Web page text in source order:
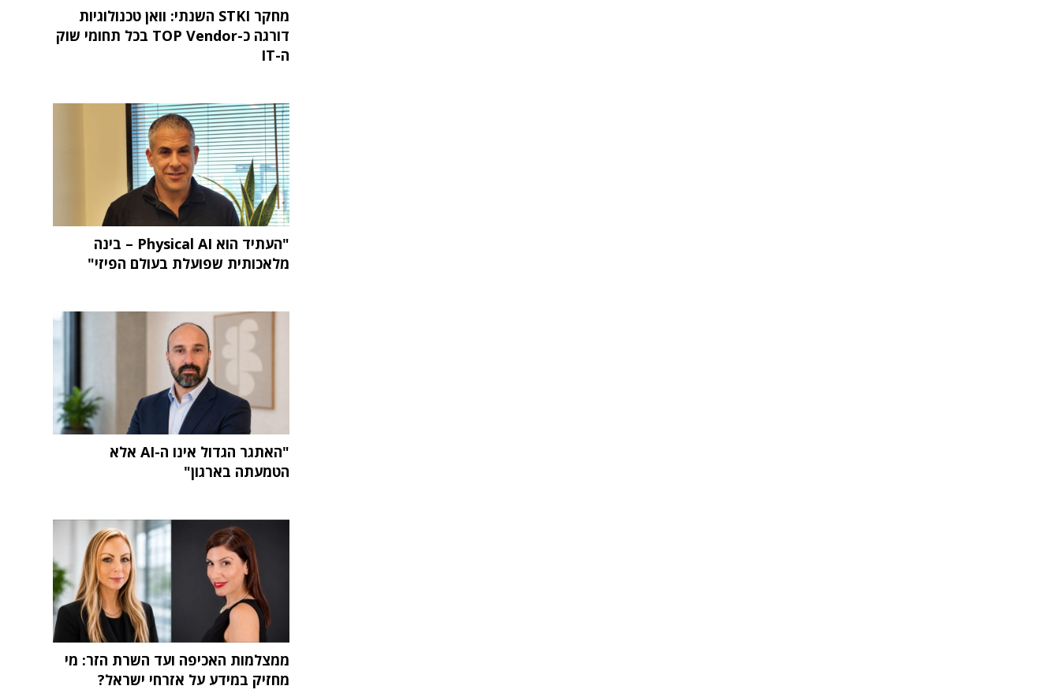
מחקר STKI השנתי: וואן טכנולוגיות
דורגה כ-TOP Vendor בכל תחומי שוק
ה-IT
"העתיד הוא Physical AI – בינה
מלאכותית שפועלת בעולם הפיזי"
"האתגר הגדול אינו ה-AI אלא
הטמעתה בארגון"
ממצלמות האכיפה ועד השרת הזר: מי
מחזיק במידע על אזרחי ישראל?